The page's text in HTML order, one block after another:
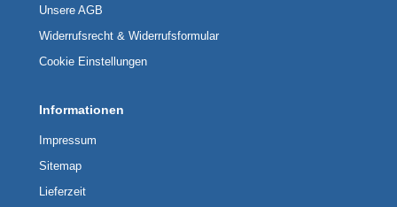
Unsere AGB
Widerrufsrecht & Widerrufsformular
Cookie Einstellungen
Informationen
Impressum
Sitemap
Lieferzeit